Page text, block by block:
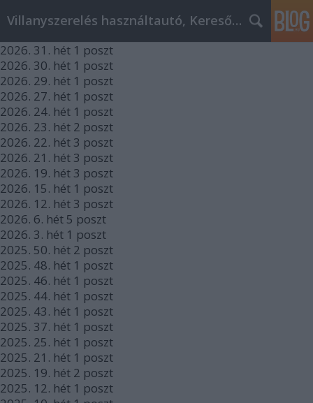
Villanyszerelés használtautó, Keresőmarketing
2026. 31. hét 1 poszt
2026. 30. hét 1 poszt
2026. 29. hét 1 poszt
2026. 27. hét 1 poszt
2026. 24. hét 1 poszt
2026. 23. hét 2 poszt
2026. 22. hét 3 poszt
2026. 21. hét 3 poszt
2026. 19. hét 3 poszt
2026. 15. hét 1 poszt
2026. 12. hét 3 poszt
2026. 6. hét 5 poszt
2026. 3. hét 1 poszt
2025. 50. hét 2 poszt
2025. 48. hét 1 poszt
2025. 46. hét 1 poszt
2025. 44. hét 1 poszt
2025. 43. hét 1 poszt
2025. 37. hét 1 poszt
2025. 25. hét 1 poszt
2025. 21. hét 1 poszt
2025. 19. hét 2 poszt
2025. 12. hét 1 poszt